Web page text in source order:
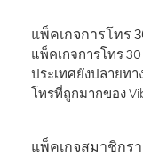
แพ็คเกจการโทร
แพ็คเกจการโทร
ประเทศยังปลายท
โทรที่ถูกมากของ
แพ็คเกจสมาชิกร